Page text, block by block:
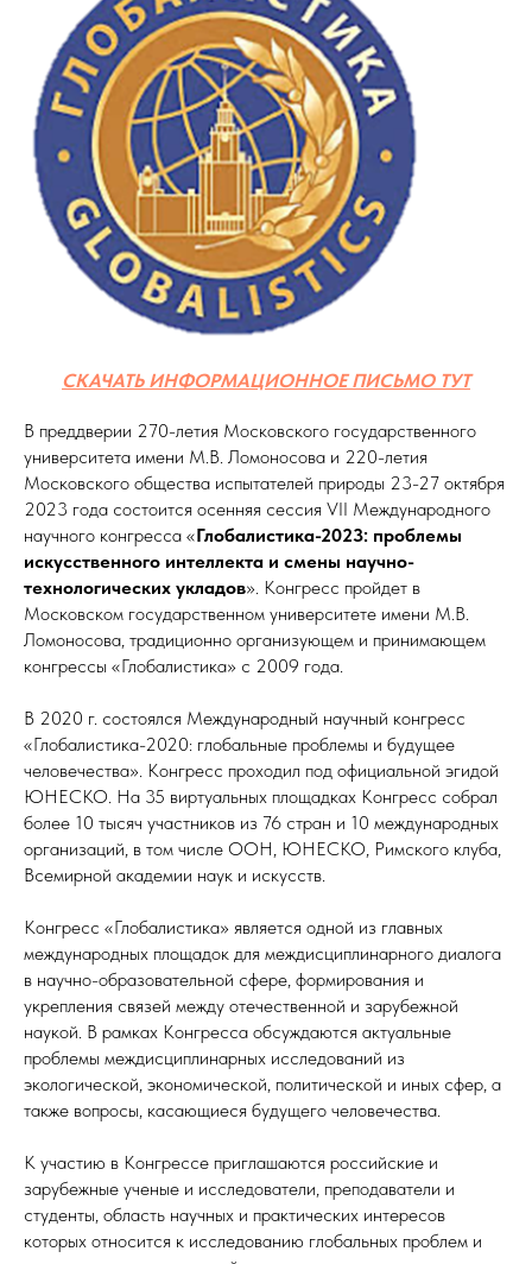
СКАЧАТЬ ИНФОРМАЦИОННОЕ ПИСЬМО ТУТ
В преддверии 270-летия Московского государственного
университета имени М.В. Ломоносова и 220-летия
Московского общества испытателей природы 23-27 октября
2023 года состоится осенняя сессия VII Международного
научного конгресса «Глобалистика-2023: проблемы
искусственного интеллекта и смены научно-
технологических укладов». Конгресс пройдет в
Московском государственном университете имени М.В.
Ломоносова, традиционно организующем и принимающем
конгрессы «Глобалистика» с 2009 года.
В 2020 г. состоялся Международный научный конгресс
«Глобалистика-2020: глобальные проблемы и будущее
человечества». Конгресс проходил под официальной эгидой
ЮНЕСКО. На 35 виртуальных площадках Конгресс собрал
более 10 тысяч участников из 76 стран и 10 международных
организаций, в том числе ООН, ЮНЕСКО, Римского клуба,
Всемирной академии наук и искусств.
Конгресс «Глобалистика» является одной из главных
международных площадок для междисциплинарного диалога
в научно-образовательной сфере, формирования и
укрепления связей между отечественной и зарубежной
наукой. В рамках Конгресса обсуждаются актуальные
проблемы междисциплинарных исследований из
экологической, экономической, политической и иных сфер, а
также вопросы, касающиеся будущего человечества.
К участию в Конгрессе приглашаются российские и
зарубежные ученые и исследователи, преподаватели и
студенты, область научных и практических интересов
которых относится к исследованию глобальных проблем и